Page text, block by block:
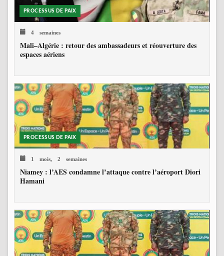
PROCESSUS DE PAIX
4 semaines
Mali–Algérie : retour des ambassadeurs et réouverture des
espaces aériens
PROCESSUS DE PAIX
1 mois, 2 semaines
Niamey : l’AES condamne l’attaque contre l’aéroport Diori
Hamani